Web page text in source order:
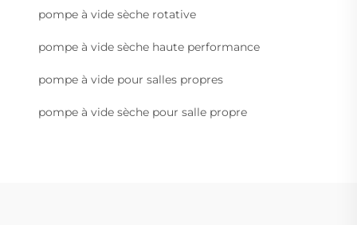
pompe à vide sèche rotative
pompe à vide sèche haute performance
pompe à vide pour salles propres
pompe à vide sèche pour salle propre